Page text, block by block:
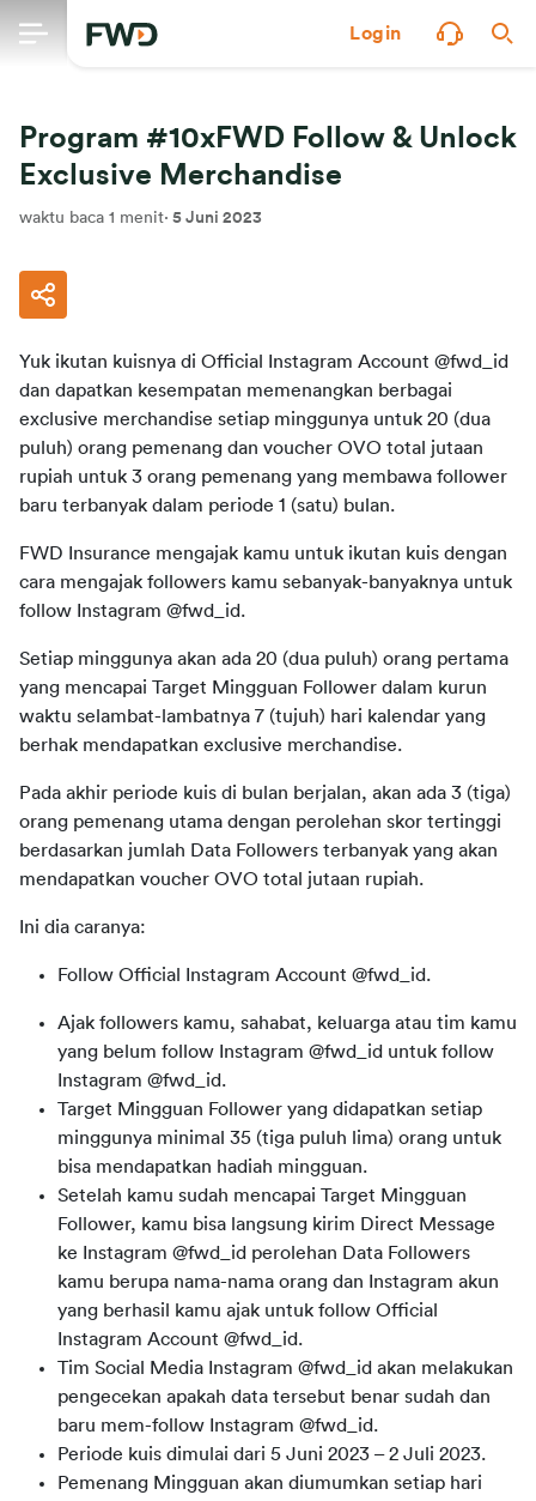
Login
Program #10xFWD Follow & Unlock
Exclusive Merchandise
waktu baca 1 menit· 5 Juni 2023
Yuk ikutan kuisnya di Official Instagram Account @fwd_id
dan dapatkan kesempatan memenangkan berbagai
exclusive merchandise setiap minggunya untuk
puluh) orang pemenang dan voucher OVO total jutaan
rupiah untuk 3 orang pemenang yang membawa
baru terbanyak dalam periode 1 (satu) bulan.
FWD Insurance mengajak kamu untuk ikutan kuis dengan
cara mengajak followers kamu sebanyak-banyaknya untuk
follow Instagram @fwd_id.
Setiap minggunya akan ada 20 (dua puluh) orang pertama
yang mencapai Target Mingguan Follower dalam kurun
waktu selambat-lambatnya 7 (tujuh) hari kalendar
berhak mendapatkan exclusive merchandise.
Pada akhir periode kuis di bulan berjalan, akan ada 3 (tiga)
orang pemenang utama dengan perolehan skor tertinggi
berdasarkan jumlah Data Followers terbanyak yang akan
mendapatkan voucher OVO tota jutaan rupiah.
Ini dia caranya:
Follow Official Instagram Account @fwd_id.
Ajak followers kamu, sahabat, keluarga atau tim kamu
yang belum follow Instagram @fwd_id untuk follow
Instagram @fwd_id.
Target Mingguan Follower yang didapatkan setiap
minggunya minimal 35 (tiga puluh lima) orang untuk
bisa mendapatkan hadiah mingguan.
Setelah kamu sudah mencapai Target Mingguan
Follower, kamu bisa langsung kirim Direct Message
ke Instagram @fwd_id perolehan Data Followers
kamu berupa nama-nama orang dan Instagram akun
yang berhasil kamu ajak untuk follow Official
Instagram Account @fwd_id.
Tim Social Media Instagram @fwd_id akan melakukan
pengecekan apakah data tersebut benar sudah dan
baru mem-follow Instagram @fwd_id.
Periode kuis dimulai dari 5 Juni 2023 – 2 Juli 2023.
Pemenang Mingguan akan diumumkan setiap hari